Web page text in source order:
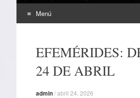
Menú
contenidoEFEMÉRIDES:
24 DE ABRIL
admin/abril 24, 2026